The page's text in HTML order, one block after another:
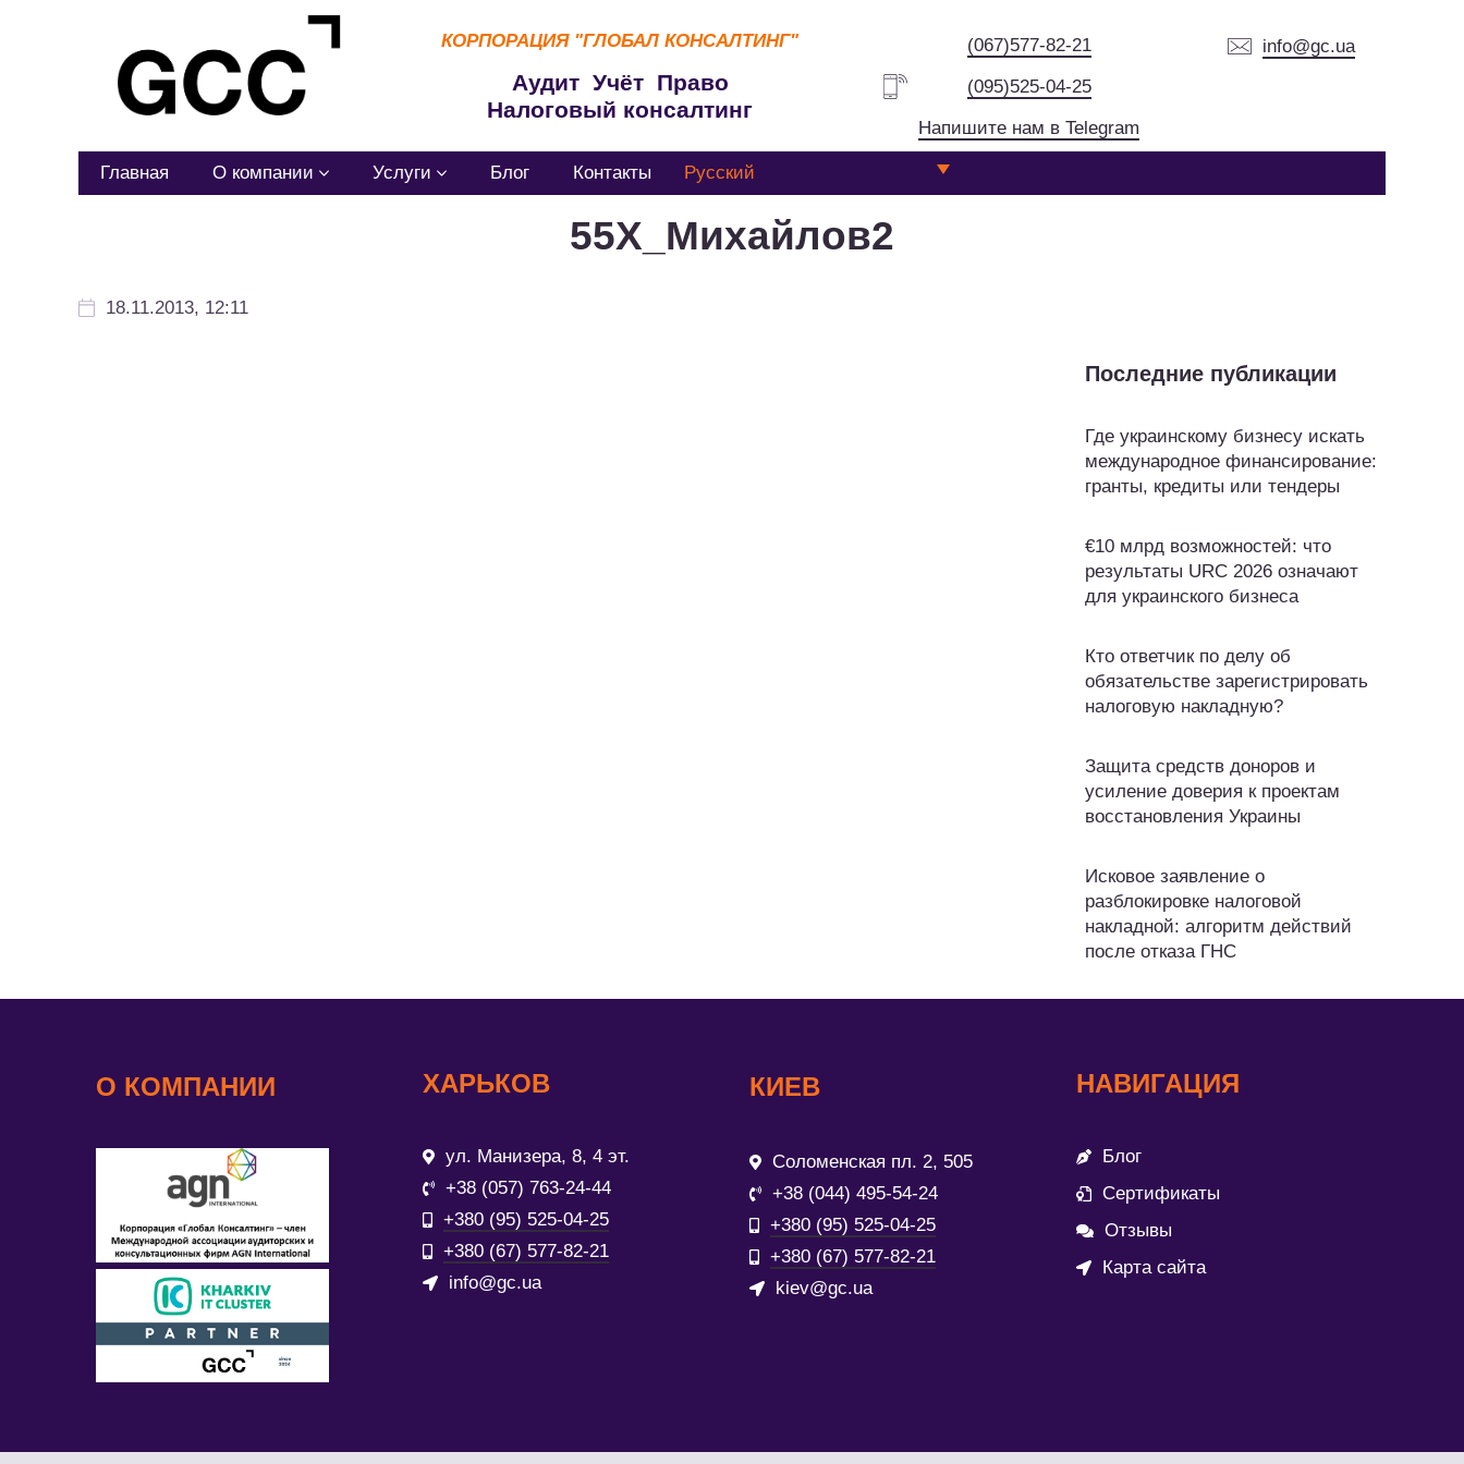
КОРПОРАЦИЯ "ГЛОБАЛ КОНСАЛТИНГ"
Аудит Учёт Право
Налоговый консалтинг
(067)577-82-21
(095)525-04-25
Напишите нам в Telegram
info@gc.ua
Главная О компании Услуги Блог Контакты Русский
55Х_Михайлов2
18.11.2013, 12:11
Последние публикации
Где украинскому бизнесу искать
международное финансирование:
гранты, кредиты или тендеры
€10 млрд возможностей: что
результаты URC 2026 означают
для украинского бизнеса
Кто ответчик по делу об
обязательстве зарегистрировать
налоговую накладную?
Защита средств доноров и
усиление доверия к проектам
восстановления Украины
Исковое заявление о
разблокировке налоговой
накладной: алгоритм действий
после отказа ГНС
О КОМПАНИИ ХАРЬКОВ
ул. Манизера, 8, 4 эт.
+38 (057) 763-24-44
+380 (95) 525-04-25
+380 (67) 577-82-21
info@gc.ua
КИЕВ
Соломенская пл. 2, 505
+38 (044) 495-54-24
+380 (95) 525-04-25
+380 (67) 577-82-21
kiev@gc.ua
НАВИГАЦИЯ
Блог
Сертификаты
Отзывы
Карта сайта